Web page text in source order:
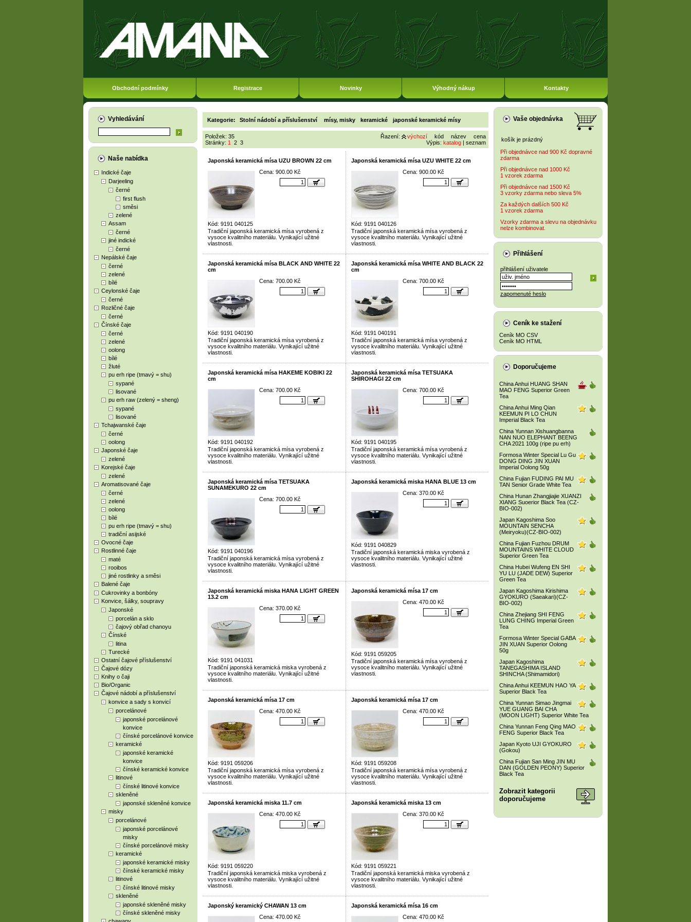
Obchodní podmínky Registrace Novinky Výhodný nákup Kontakty
Vyhledávání
Naše nabídka
Indické čaje
Darjeeling
černé
first flush
směsi
zelené
Assam
černé
jiné indické
černé
Nepálské čaje
černé
zelené
bílé
Ceylonské čaje
černé
Rozličné čaje
černé
Čínské čaje
černé
zelené
oolong
bílé
žluté
pu erh ripe (tmavý = shu)
sypané
lisované
pu erh raw (zelený = sheng)
sypané
lisované
Tchajwanské čaje
černé
oolong
Japonské čaje
zelené
Korejské čaje
zelené
Aromatisované čaje
černé
zelené
oolong
bílé
pu erh ripe (tmavý = shu)
tradiční asijské
Ovocné čaje
Rostlinné čaje
maté
rooibos
jiné rostlinky a směsi
Balené čaje
Cukrovinky a bonbóny
Konvice, šálky, soupravy
Japonské
porcelán a sklo
čajový obřad chanoyu
Čínské
litina
Turecké
Ostatní čajové příslušenství
Čajové dózy
Knihy o čaji
Bio/Organic
Čajové nádobí a příslušenství
konvice a sady s konvicí
porcelánové
japonské porcelánové
konvice
čínské porcelánové konvice
keramické
japonské keramické
konvice
čínské keramické konvice
litinové
čínské litinové konvice
skleněné
japonské skleněné konvice
misky
porcelánové
japonské porcelánové
misky
čínské porcelánové misky
keramické
japonské keramické misky
čínské keramické misky
litinové
čínské litinové misky
skleněné
japonské skleněné misky
čínské skleněné misky
Kategorie: Stolní nádobí a příslušenství mísy, misky keramické japonské keramické mísy
Řazení: výchozí kód název
cena
Výpis: katalog | seznam
Položek: 35
Stránky: 1 2 3
Japonská keramická mísa UZU BROWN 22 cm
Kód: 9191 040125
Cena: 900.00 Kč
Tradiční japonská keramická mísa vyrobená z
vysoce kvalitního materiálu. Vynikající užitné
vlastnosti.
Japonská keramická mísa UZU WHITE 22 cm
Kód: 9191 040126
Cena: 900.00 Kč
Tradiční japonská keramická mísa vyrobená z
vysoce kvalitního materiálu. Vynikající užitné
vlastnosti.
Japonská keramická mísa BLACK AND WHITE 22
cm
Kód: 9191 040190
Cena: 700.00 Kč
Tradiční japonská keramická mísa vyrobená z
vysoce kvalitního materiálu. Vynikající užitné
vlastnosti.
Japonská keramická mísa WHITE AND BLACK 22
cm
Kód: 9191 040191
Cena: 700.00 Kč
Tradiční japonská keramická mísa vyrobená z
vysoce kvalitního materiálu. Vynikající užitné
vlastnosti.
Japonská keramická mísa HAKEME KOBIKI 22
cm
Kód: 9191 040192
Cena: 700.00 Kč
Tradiční japonská keramická mísa vyrobená z
vysoce kvalitního materiálu. Vynikající užitné
vlastnosti.
Japonská keramická mísa TETSUAKA
SHIROHAGI 22 cm
Kód: 9191 040195
Cena: 700.00 Kč
Tradiční japonská keramická mísa vyrobená z
vysoce kvalitního materiálu. Vynikající užitné
vlastnosti.
Japonská keramická mísa TETSUAKA
SUNAMEKURO 22 cm
Kód: 9191 040196
Cena: 700.00 Kč
Tradiční japonská keramická mísa vyrobená z
vysoce kvalitního materiálu. Vynikající užitné
vlastnosti.
Japonská keramická miska HANA BLUE 13 cm
Kód: 9191 040829
Cena: 370.00 Kč
Tradiční japonská keramická miska vyrobená z
vysoce kvalitního materiálu. Vynikající užitné
vlastnosti.
Japonská keramická miska HANA LIGHT GREEN
13.2 cm
Kód: 9191 041031
Cena: 370.00 Kč
Tradiční japonská keramická miska vyrobená z
vysoce kvalitního materiálu. Vynikající užitné
vlastnosti.
Japonská keramická mísa 17 cm
Kód: 9191 059205
Cena: 470.00 Kč
Tradiční japonská keramická mísa vyrobená z
vysoce kvalitního materiálu. Vynikající užitné
vlastnosti.
Japonská keramická mísa 17 cm
Kód: 9191 059206
Cena: 470.00 Kč
Tradiční japonská keramická mísa vyrobená z
vysoce kvalitního materiálu. Vynikající užitné
vlastnosti.
Japonská keramická mísa 17 cm
Kód: 9191 059208
Cena: 470.00 Kč
Tradiční japonská keramická mísa vyrobená z
vysoce kvalitního materiálu. Vynikající užitné
vlastnosti.
Japonská keramická miska 11.7 cm
Kód: 9191 059220
Cena: 470.00 Kč
Tradiční japonská keramická miska vyrobená z
vysoce kvalitního materiálu. Vynikající užitné
vlastnosti.
Japonská keramická miska 13 cm
Kód: 9191 059221
Cena: 370.00 Kč
Tradiční japonská keramická miska vyrobená z
vysoce kvalitního materiálu. Vynikající užitné
vlastnosti.
Japonský keramický CHAWAN 13 cm
Cena: 470.00 Kč
Japonská keramická mísa 16 cm
Cena: 470.00 Kč
Vaše objednávka
košík je prázdný
Při objednávce nad 900 Kč dopravné
zdarma
Při objednávce nad 1000 Kč
1 vzorek zdarma
Při objednávce nad 1500 Kč
3 vzorky zdarma nebo sleva 5%
Za každých dalších 500 Kč
1 vzorek zdarma
Vzorky zdarma a slevu na objednávku
nelze kombinovat.
Přihlášení
přihlášení uživatele
zapomenuté heslo
Ceník ke stažení
Ceník MO CSV
Ceník MO HTML
Doporučujeme
China Anhui HUANG SHAN
MAO FENG Superior Green
Tea
China Anhui Ming Qian
KEEMUN PI LO CHUN
Imperial Black Tea
China Yunnan Xishuangbanna
NAN NUO ELEPHANT BEENG
CHA 2021 100g (ripe pu erh)
Formosa Winter Special Lu Gu
DONG DING JIN XUAN
Imperial Oolong 50g
China Fujian FUDING PAI MU
TAN Senior Grade White Tea
China Hunan Zhangjiajie XUANZI
XIANG Suoerior Black Tea (CZ-
BIO-002)
Japan Kagoshima Soo
MOUNTAIN SENCHA
(Meiryoku)(CZ-BIO-002)
China Fujian Fuzhou DRUM
MOUNTAINS WHITE CLOUD
Superior Green Tea
China Hubei Wufeng EN SHI
YU LU (JADE DEW) Superior
Green Tea
Japan Kagoshima Kirishima
GYOKURO (Saeakari)(CZ-
BIO-002)
China Zhejiang SHI FENG
LUNG CHING Imperial Green
Tea
Formosa Winter Special GABA
JIN XUAN Superior Oolong
50g
Japan Kagoshima
TANEGASHIMA ISLAND
SHINCHA (Shimamidori)
China Anhui KEEMUN HAO YA
Superior Black Tea
China Yunnan Simao Jingmai
YUE GUANG BAI CHA
(MOON LIGHT) Superior White Tea
China Yunnan Feng Qing MAO
FENG Superior Black Tea
Japan Kyoto UJI GYOKURO
(Gokou)
China Fujian San Ming JIN MU
DAN (GOLDEN PEONY) Superior
Black Tea
Zobrazit kategorii
doporučujeme